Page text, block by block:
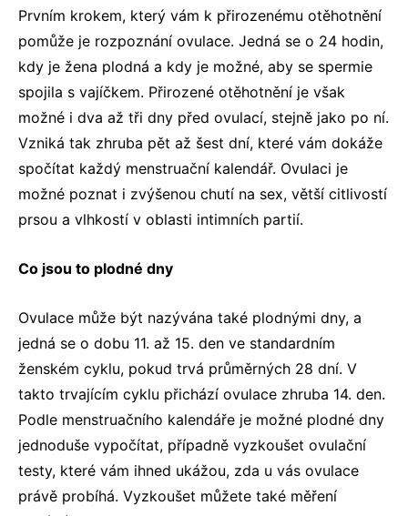
Prvním krokem, který vám k přirozenému otěhotnění
pomůže je rozpoznání ovulace. Jedná se o 24 hodin,
kdy je žena plodná a kdy je možné, aby se spermie
spojila s vajíčkem. Přirozené otěhotnění je však
možné i dva až tři dny před ovulací, stejně jako po ní.
Vzniká tak zhruba pět až šest dní, které vám dokáže
spočítat každý menstruační kalendář. Ovulaci je
možné poznat i zvýšenou chutí na sex, větší citlivostí
prsou a vlhkostí v oblasti intimních partií.
Co jsou to plodné dny
Ovulace může být nazývána také plodnými dny, a
jedná se o dobu 11. až 15. den ve standardním
ženském cyklu, pokud trvá průměrných 28 dní. V
takto trvajícím cyklu přichází ovulace zhruba 14. den.
Podle menstruačního kalendáře je možné plodné dny
jednoduše vypočítat, případně vyzkoušet ovulační
testy, které vám ihned ukážou, zda u vás ovulace
právě probíhá. Vyzkoušet můžete také měření